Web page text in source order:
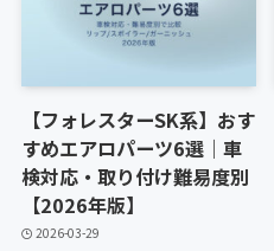
【フォレスターSK系】おす
すめエアロパーツ6選｜車
検対応・取り付け難易度別
【2026年版】
2026-03-29